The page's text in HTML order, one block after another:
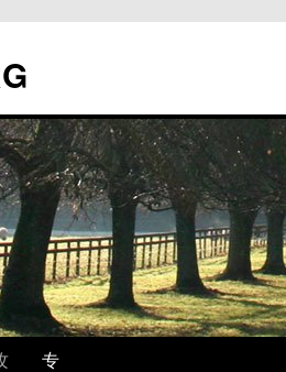
专